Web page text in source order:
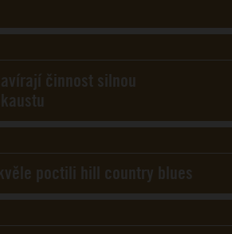
činnost silnou
poctili hill country blues